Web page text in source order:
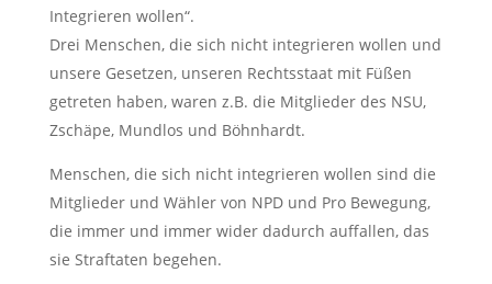
Integrieren wollen“.
Drei Menschen, die sich nicht integrieren wollen und
unsere Gesetzen, unseren Rechtsstaat mit Füßen
getreten haben, waren z.B. die Mitglieder des NSU,
Zschäpe, Mundlos und Böhnhardt.
Menschen, die sich nicht integrieren wollen sind die
Mitglieder und Wähler von NPD und Pro Bewegung,
die immer und immer wider dadurch auffallen, das
sie Straftaten begehen.